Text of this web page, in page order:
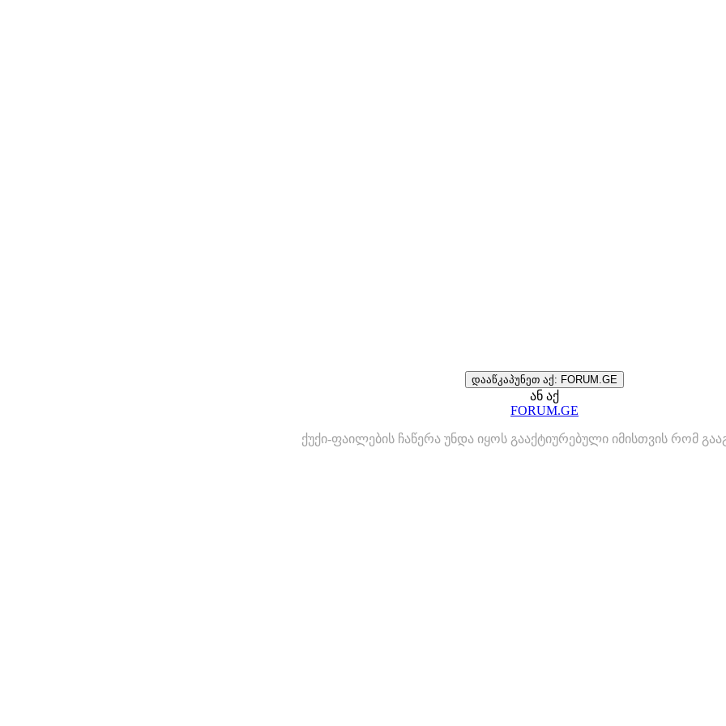
დააწკაპუნეთ აქ: FORUM.GE
ან აქ
FORUM.GE
ქუქი-ფაილების ჩაწერა უნდა იყოს გააქტიურებული იმისთვის რომ